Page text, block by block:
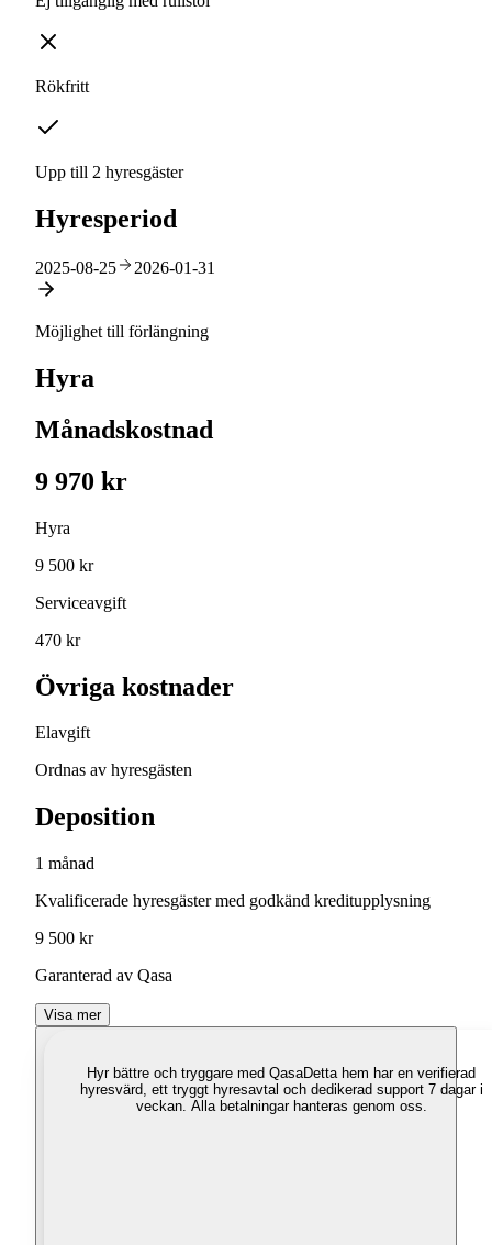
Rökfritt
Upp till 2 hyresgäster
Hyresperiod
2025-08-25 2026-01-31
Möjlighet till förlängning
Hyra
Månadskostnad
9 970 kr
Hyra
9 500 kr
Serviceavgift
470 kr
Övriga kostnader
Elavgift
Ordnas av hyresgästen
Deposition
1 månad
Kvalificerade hyresgäster med godkänd kreditupplysning
9 500 kr
Garanterad av Qasa
Visa mer
Hyr bättre och tryggare med QasaDetta hem har en verifierad
hyresvärd, ett tryggt hyresavtal och dedikerad support 7 dagar i
veckan. Alla betalningar hanteras genom oss.